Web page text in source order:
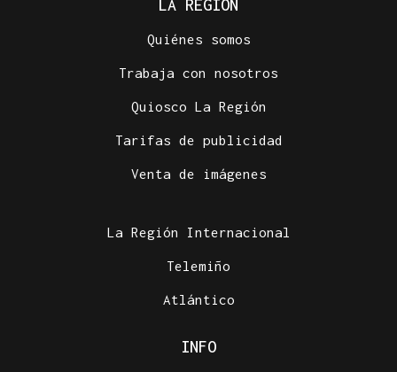
LA REGIÓN
Quiénes somos
Trabaja con nosotros
Quiosco La Región
Tarifas de publicidad
Venta de imágenes
La Región Internacional
Telemiño
Atlántico
INFO